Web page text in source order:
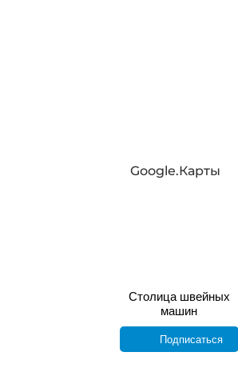
Google.Карты
Столица швейных
машин
Подписаться